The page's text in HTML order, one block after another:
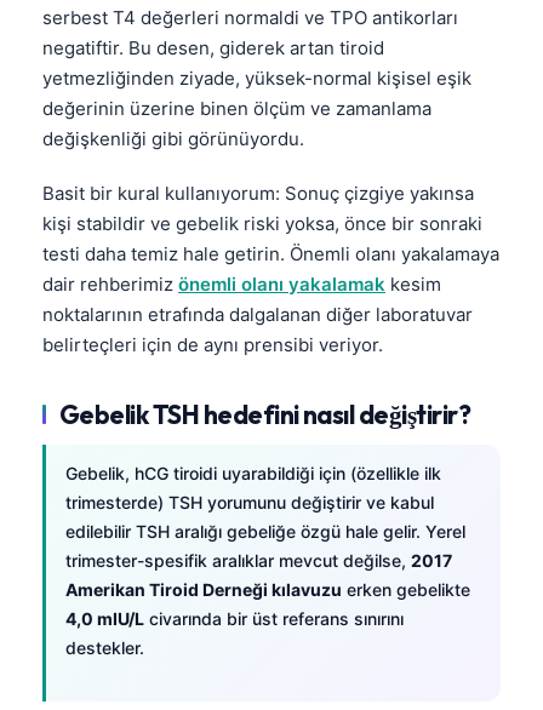
serbest T4 değerleri normaldi ve TPO antikorları
negatiftir. Bu desen, giderek artan tiroid
yetmezliğinden ziyade, yüksek-normal kişisel eşik
değerinin üzerine binen ölçüm ve zamanlama
değişkenliği gibi görünüyordu.
Basit bir kural kullanıyorum: Sonuç çizgiye yakınsa
kişi stabildir ve gebelik riski yoksa, önce bir sonraki
testi daha temiz hale getirin. Önemli olanı yakalamaya
dair rehberimiz önemli olanı yakalamak kesim
noktalarının etrafında dalgalanan diğer laboratuvar
belirteçleri için de aynı prensibi veriyor.
Gebelik TSH hedefini nasıl değiştirir?
Gebelik, hCG tiroidi uyarabildiği için (özellikle ilk
trimesterde) TSH yorumunu değiştirir ve kabul
edilebilir TSH aralığı gebeliğe özgü hale gelir. Yerel
trimester-spesifik aralıklar mevcut değilse, 2017
Amerikan Tiroid Derneği kılavuzu erken gebelikte
4,0 mIU/L civarında bir üst referans sınırını
destekler.